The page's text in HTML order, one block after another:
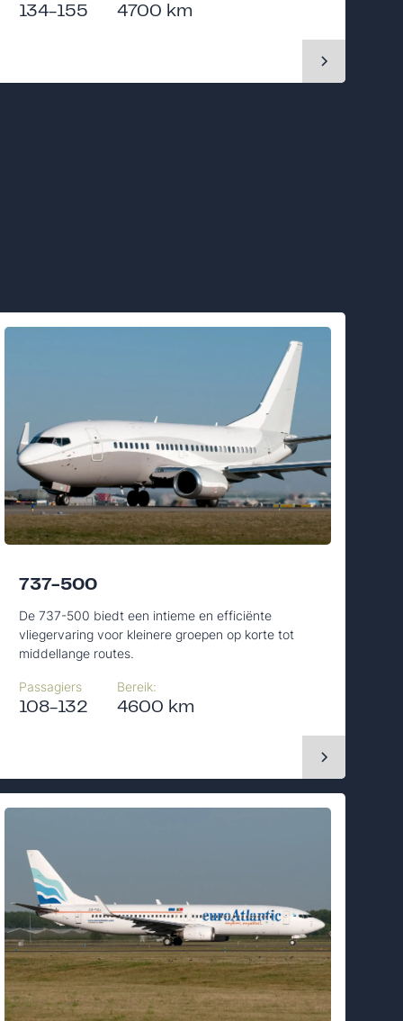
134-155
4700 km
737-500
De 737-500 biedt een intieme en efficiënte
vliegervaring voor kleinere groepen op korte tot
middellange routes.
Passagiers
108-132
Bereik:
4600 km